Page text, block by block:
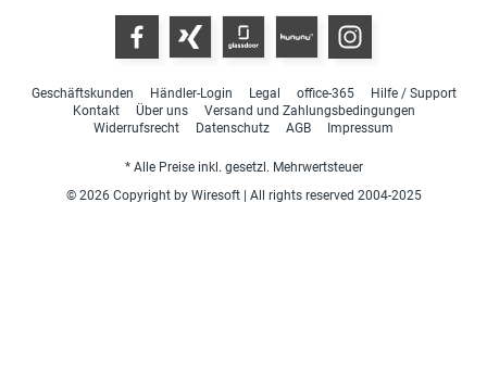
Geschäftskunden Händler-Login Legal office-365
Hilfe / Support
Kontakt
Über uns
Versand und Zahlungsbedingungen
Widerrufsrecht
Datenschutz AGB Impressum
* Alle Preise inkl. gesetzl. Mehrwertsteuer
© 2026 Copyright by Wiresoft | All rights reserved 2004-2025